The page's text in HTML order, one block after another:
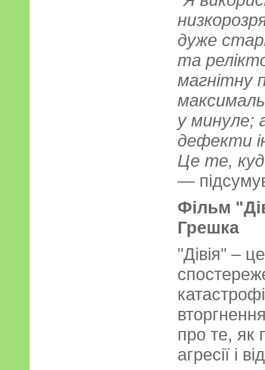
дуже
та
магнітну
у минуле;
дефекти
Це те,
—
Фільм
Грешка
"Дівія" –
про те, як
агресії і